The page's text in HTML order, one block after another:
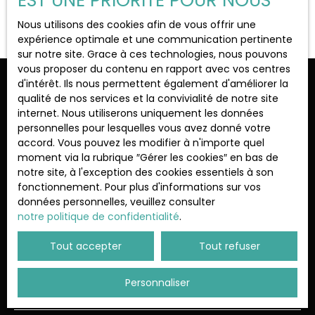
Budget max (€)
Surface min (m²)
Rechercher
Ne manquez plus aucun bien
correspondant à votre recherche !
Prénom Nom
Email
Vente
Type d'offre
Type de bien
Localisation
Nous utilisons des cookies afin de vous offrir une
expérience optimale et une communication pertinente
sur notre site. Grace à ces technologies, nous pouvons
vous proposer du contenu en rapport avec vos centres
d'intérêt. Ils nous permettent également d'améliorer la
qualité de nos services et la convivialité de notre site
internet. Nous utiliserons uniquement les données
personnelles pour lesquelles vous avez donné votre
accord. Vous pouvez les modifier à n'importe quel
moment via la rubrique ″Gérer les cookies″ en bas de
notre site, à l'exception des cookies essentiels à son
fonctionnement. Pour plus d'informations sur vos
données personnelles, veuillez consulter
notre politique de confidentialité.
Tout accepter Tout refuser
Personnaliser